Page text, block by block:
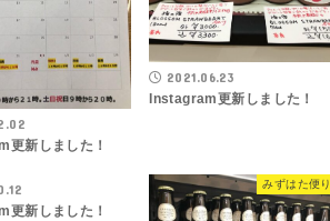
更新しました！
2021.06.23
Instagram更新しました！
更新しました！
みずはた便り